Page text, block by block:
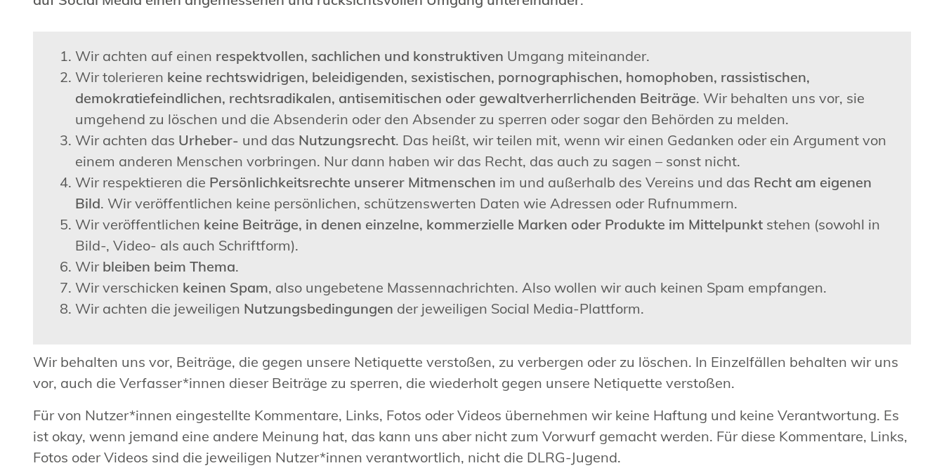
Wir achten auf einen respektvollen, sachlichen und konstruktiven Umgang miteinander.
Wir tolerieren keine rechtswidrigen, beleidigenden, sexistischen, pornographischen, homophoben, rassistischen,
demokratiefeindlichen, rechtsradikalen, antisemitischen oder gewaltverherrlichenden Beiträge. Wir behalten uns vor, sie
umgehend zu löschen und die Absenderin oder den Absender zu sperren oder sogar den Behörden zu melden.
Wir achten das Urheber- und das Nutzungsrecht. Das heißt, wir teilen mit, wenn wir einen Gedanken oder ein Argument von
einem anderen Menschen vorbringen. Nur dann haben wir das Recht, das auch zu sagen – sonst nicht.
Wir respektieren die Persönlichkeitsrechte unserer Mitmenschen im und außerhalb des Vereins und das Recht am eigenen
Bild. Wir veröffentlichen keine persönlichen, schützenswerten Daten wie Adressen oder Rufnummern.
Wir veröffentlichen keine Beiträge, in denen einzelne, kommerzielle Marken oder Produkte im Mittelpunkt stehen (sowohl in
Bild-, Video- als auch Schriftform).
Wir bleiben beim Thema.
Wir verschicken keinen Spam, also ungebetene Massennachrichten. Also wollen wir auch keinen Spam empfangen.
Wir achten die jeweiligen Nutzungsbedingungen der jeweiligen Social Media-Plattform.
Wir behalten uns vor, Beiträge, die gegen unsere Netiquette verstoßen, zu verbergen oder zu löschen. In Einzelfällen behalten wir uns
vor, auch die Verfasser*innen dieser Beiträge zu sperren, die wiederholt gegen unsere Netiquette verstoßen.
Für von Nutzer*innen eingestellte Kommentare, Links, Fotos oder Videos übernehmen wir keine Haftung und keine Verantwortung. Es
ist okay, wenn jemand eine andere Meinung hat, das kann uns aber nicht zum Vorwurf gemacht werden. Für diese Kommentare, Links,
Fotos oder Videos sind die jeweiligen Nutzer*innen verantwortlich, nicht die DLRG-Jugend.